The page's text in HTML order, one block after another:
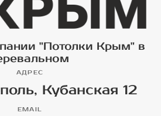
"Потолки Крым" в
АДРЕС
Кубанская 12
EMAIL